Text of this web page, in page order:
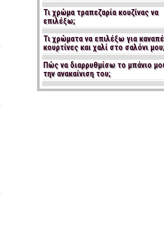
Τι χρώμα τραπεζαρία κουζίνας να
επιλέξω;
Τι χρώματα να επιλέξω για
κουρτίνες και χαλί στο σαλόνι
Πώς να διαρρυθμίσω το μπάνιο
την ανακαίνιση του;